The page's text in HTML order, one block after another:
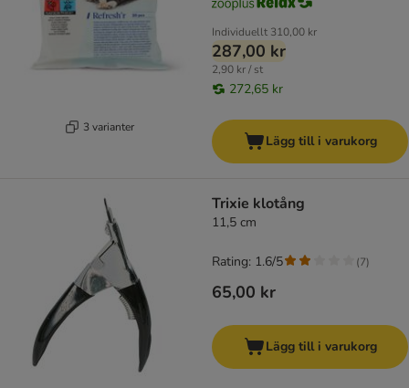
3 varianter
Individuellt 310,00 kr
287,00 kr
2,90 kr / st
272,65 kr
Lägg till i varukorg
Trixie klotång
11,5 cm
65,00 kr
Rating: 1.6/5 (7)
Lägg till i varukorg